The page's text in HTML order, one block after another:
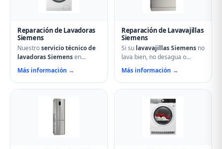
Reparación de Lavadoras
Siemens
Nuestroservicio técnico de
lavadoras Siemensen
Támara de Campos soluciona
cualquier avería: problemas
de centrifugado, fugas de
en el arranque o problemas
especializados con repuestos
originales Siemens y
reparación el mismo día.
Más información →
Reparación de Lavavajillas
Siemens
Si su lavavajillas Siemens no
lava bien, no desagua o
muestra errores en el display,
nuestro servicio técnico en
Támara de Campos puede
aspersores obstruidos,
bombas de desagüe,
problemas de secado y fallos
electrónicos con piezas
Más información →